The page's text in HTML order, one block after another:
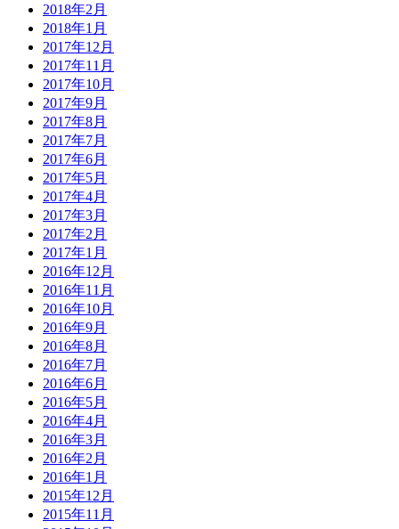
2018年2月
2018年1月
2017年12月
2017年11月
2017年10月
2017年9月
2017年8月
2017年7月
2017年6月
2017年5月
2017年4月
2017年3月
2017年2月
2017年1月
2016年12月
2016年11月
2016年10月
2016年9月
2016年8月
2016年7月
2016年6月
2016年5月
2016年4月
2016年3月
2016年2月
2016年1月
2015年12月
2015年11月